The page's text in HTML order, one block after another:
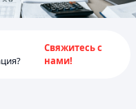
Свяжитесь с
нами!